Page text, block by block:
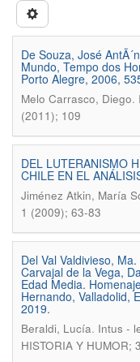
De Souza, José
Mundo, Tempo dos
Porto Alegre, 2006,
Melo Carrasco, Diego.
(2011); 109
DEL LUTERANISMO
CHILE EN EL
Jiménez Atkin, María
1 (2009); 63-83
Del Val Valdivieso,
Carvajal de la Vega,
Edad Media.
Hernando, Valladolid,
2019.
Beraldi, Lucía. Intus -
HISTORIA Y HUMOR;